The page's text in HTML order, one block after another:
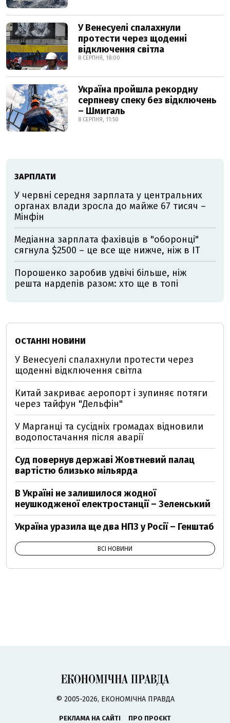
У Венесуелі спалахнули
протести через щоденні
відключення світла
8 СЕРПНЯ, 18:00
Україна пройшла рекордну
серпневу спеку без відключень
– Шмигаль
8 СЕРПНЯ, 11:50
ЗАРПЛАТИ
У червні середня зарплата у центральних
органах влади зросла до майже 67 тисяч –
Мінфін
Медіанна зарплата фахівців в "оборонці"
сягнула $2500 – це все ще нижче, ніж в IT
Порошенко заробив удвічі більше, ніж
решта нардепів разом: хто ще в топі
ОСТАННІ НОВИНИ
У Венесуелі спалахнули протести через
щоденні відключення світла
Китай закриває аеропорт і зупиняє потяги
через тайфун "Дельфін"
У Марганці та сусідніх громадах відновили
водопостачання після аварії
Суд повернув державі Жовтневий палац
вартістю близько мільярда
В Україні не залишилося жодної
неушкодженої електростанції – Зеленський
Україна уразила ще два НПЗ у Росії – Генштаб
ВСІ НОВИНИ
© 2005-2026, ЕКОНОМІЧНА ПРАВДА
РЕКЛАМА НА САЙТІ
ПРО ПРОЄКТ